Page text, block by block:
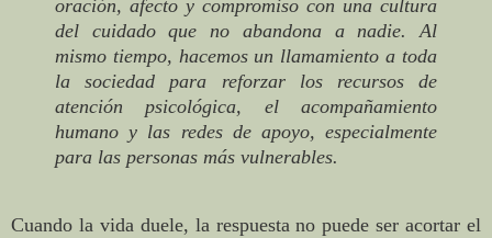
oración, afecto y compromiso con una cultura
del cuidado que no abandona a nadie. Al
mismo tiempo, hacemos un llamamiento a toda
la sociedad para reforzar los recursos de
atención psicológica, el acompañamiento
humano y las redes de apoyo, especialmente
para las personas más vulnerables.
Cuando la vida duele, la respuesta no puede ser acortar el